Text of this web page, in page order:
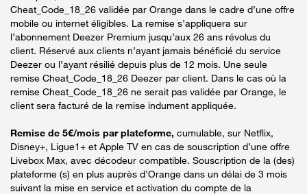
Cheat_Code_18_26 validée par Orange dans le cadre d’une offre
mobile ou internet éligibles. La remise s’appliquera sur
l’abonnement Deezer Premium jusqu’aux 26 ans révolus du
client. Réservé aux clients n’ayant jamais bénéficié du service
Deezer ou l’ayant résilié depuis plus de 12 mois. Une seule
remise Cheat_Code_18_26 Deezer par client. Dans le cas où la
remise Cheat_Code_18_26 ne serait pas validée par Orange, le
client sera facturé de la remise indument appliquée.
Remise de 5€/mois par plateforme, cumulable, sur Netflix,
Disney+, Ligue1+ et Apple TV en cas de souscription d’une offre
Livebox Max, avec décodeur compatible. Souscription de la (des)
plateforme (s) en plus auprès d’Orange dans un délai de 3 mois
suivant la mise en service et activation du compte de la